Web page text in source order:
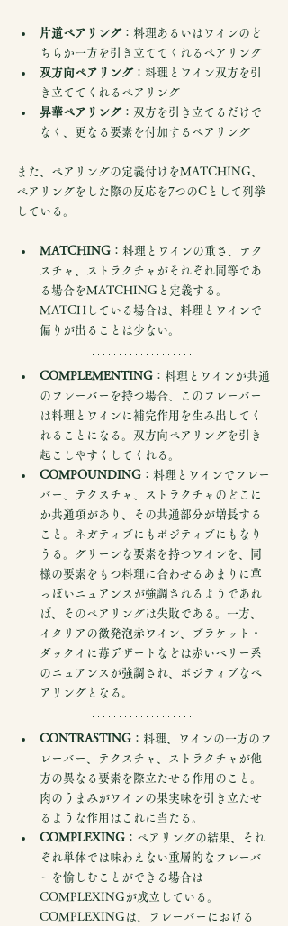
片道ペアリング：料理あるいはワインのど
ちらか一方を引き立ててくれるペアリング
双方向ペアリング：料理とワイン双方を引
き立ててくれるペアリング
昇華ペアリング：双方を引き立てるだけで
なく、更なる要素を付加するペアリング
また、ペアリングの定義付けをMATCHING、
ペアリングをした際の反応を7つのCとして列挙
している。
MATCHING ：料理とワインの重さ、テク
スチャ、ストラクチャがそれぞれ同等であ
る場合をMATCHINGと定義する。
MATCHしている場合は、料理とワインで
偏りが出ることは少ない。
COMPLEMENTING ：料理とワインが共通
のフレーバーを持つ場合、このフレーバー
は料理とワインに補完作用を生み出してく
れることになる。双方向ペアリングを引き
起こしやすくしてくれる。
COMPOUNDING ：料理とワインでフレー
バー、テクスチャ、ストラクチャのどこに
か共通項があり、その共通部分が増長する
こと。ネガティブにもポジティブにもなり
うる。グリーンな要素を持つワインを、同
様の要素をもつ料理に合わせるあまりに草
っぽいニュアンスが強調されるようであれ
ば、そのペアリングは失敗である。一方、
イタリアの微発泡赤ワイン、ブラケット・
ダックイに苺デザートなどは赤いベリー系
のニュアンスが強調され、ポジティブなペ
アリングとなる。
CONTRASTING ：料理、ワインの一方のフ
レーバー、テクスチャ、ストラクチャが他
方の異なる要素を際立たせる作用のこと。
肉のうまみがワインの果実味を引き立たせ
るような作用はこれに当たる。
COMPLEXING ：ペアリングの結果、それ
ぞれ単体では味わえない重層的なフレーバ
ーを愉しむことができる場合は
COMPLEXINGが成立している。
COMPLEXINGは、フレーバーにおける